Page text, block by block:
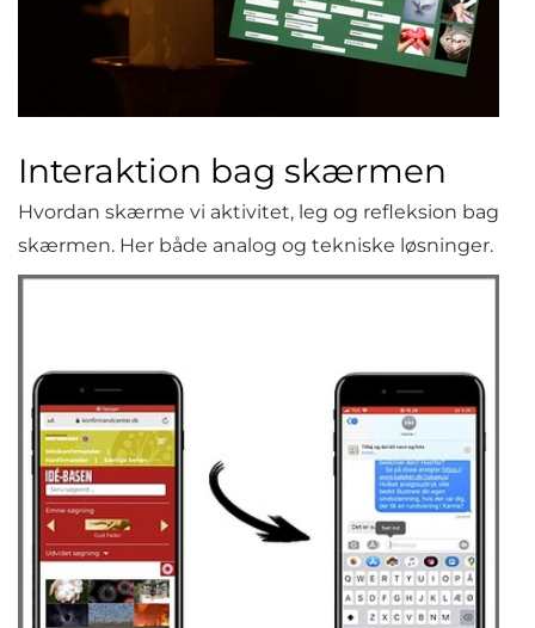
Interaktion bag skærmen
Hvordan skærme vi aktivitet, leg og refleksion bag
skærmen. Her både analog og tekniske løsninger.